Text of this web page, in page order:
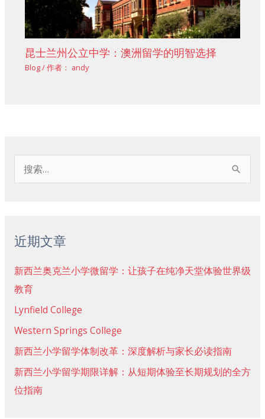
昆士兰州公立中学：澳洲留学的明智选择
Blog/ 作者： andy
近期文章
新西兰奥克兰小学微留学：让孩子在纯净天堂体验世界级
教育
Lynfield College
Western Springs College
新西兰小学留学体制改革：深度解析与家长必读指南
新西兰小学留学期限详解：从短期体验至长期规划的全方
位指南